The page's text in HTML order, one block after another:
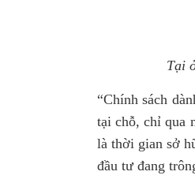
Tại
“Chính sách
tại chỗ, chỉ qua
là thời gian sở
đầu tư đang